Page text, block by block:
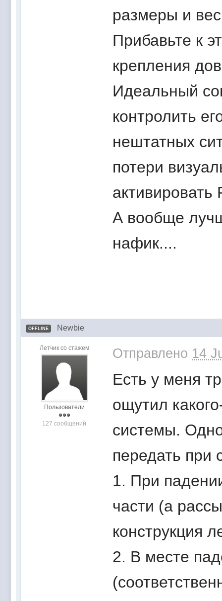
размеры и
Прибавьте к
крепления
Идеальный
контролить
нештатных
потери
активировать
А вообще
нафик....
OFFLINE Newbie
Летчик со стажем
Пользователи
127 сообщений
Отправлено 14
Есть у меня
ощутил
системы.
передать при
1. При
части (а
конструкция
2. В месте